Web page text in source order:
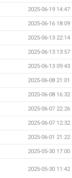
2025-06-19 14:47
2025-06-16 18:09
2025-06-13 22:14
2025-06-13 13:57
2025-06-13 09:43
2025-06-08 21:01
2025-06-08 16:32
2025-06-07 22:26
2025-06-07 12:32
2025-06-01 21:22
2025-05-30 17:00
2025-05-30 11:42